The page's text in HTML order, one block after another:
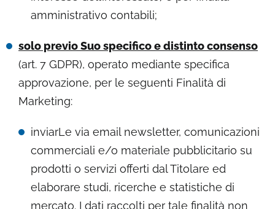
amministrativo contabili;
solo previo Suo specifico e distinto consenso
(art. 7 GDPR), operato mediante specifica
approvazione, per le seguenti Finalità di
Marketing:
inviarLe via email newsletter, comunicazioni
commerciali e/o materiale pubblicitario su
prodotti o servizi offerti dal Titolare ed
elaborare studi, ricerche e statistiche di
mercato. I dati raccolti per tale finalità non